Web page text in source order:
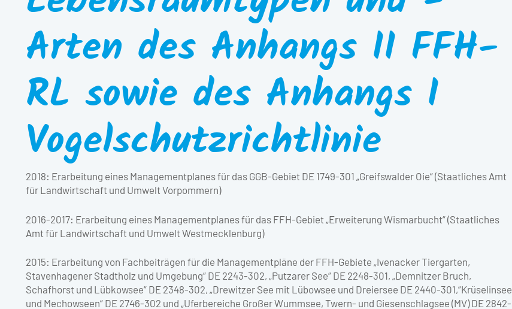
Arten des Anhangs II FFH-
RL sowie des Anhangs I
Vogelschutzrichtlinie
2018: Erarbeitung eines Managementplanes für das GGB-Gebiet DE 1749-301 „Greifswalder Oie“ (Staatliches Amt
für Landwirtschaft und Umwelt Vorpommern)
2016-2017: Erarbeitung eines Managementplanes für das FFH-Gebiet „Erweiterung Wismarbucht“ (Staatliches
Amt für Landwirtschaft und Umwelt Westmecklenburg)
2015: Erarbeitung von Fachbeiträgen für die Managementpläne der FFH-Gebiete „Ivenacker Tiergarten,
Stavenhagener Stadtholz und Umgebung“ DE 2243-302, „Putzarer See“ DE 2248-301, „Demnitzer Bruch,
Schafhorst und Lübkowsee“ DE 2348-302, „Drewitzer See mit Lübowsee und Dreiersee DE 2440-301,“Krüselinsee
und Mechowseen“ DE 2746-302 und „Uferbereiche Großer Wummsee, Twern- und Giesenschlagsee (MV) DE 2842-